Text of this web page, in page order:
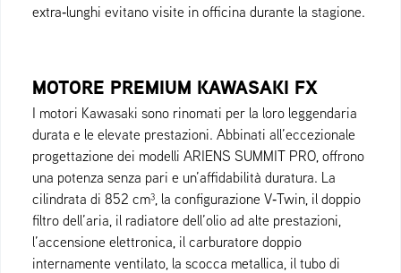
extra‑lunghi evitano visite in officina durante la stagione.
MOTORE PREMIUM KAWASAKI FX
I motori Kawasaki sono rinomati per la loro leggendaria
durata e le elevate prestazioni. Abbinati all’eccezionale
progettazione dei modelli ARIENS SUMMIT PRO, offrono
una potenza senza pari e un’affidabilità duratura. La
cilindrata di 852 cm³, la configurazione V‑Twin, il doppio
filtro dell’aria, il radiatore dell’olio ad alte prestazioni,
l’accensione elettronica, il carburatore doppio
internamente ventilato, la scocca metallica, il tubo di